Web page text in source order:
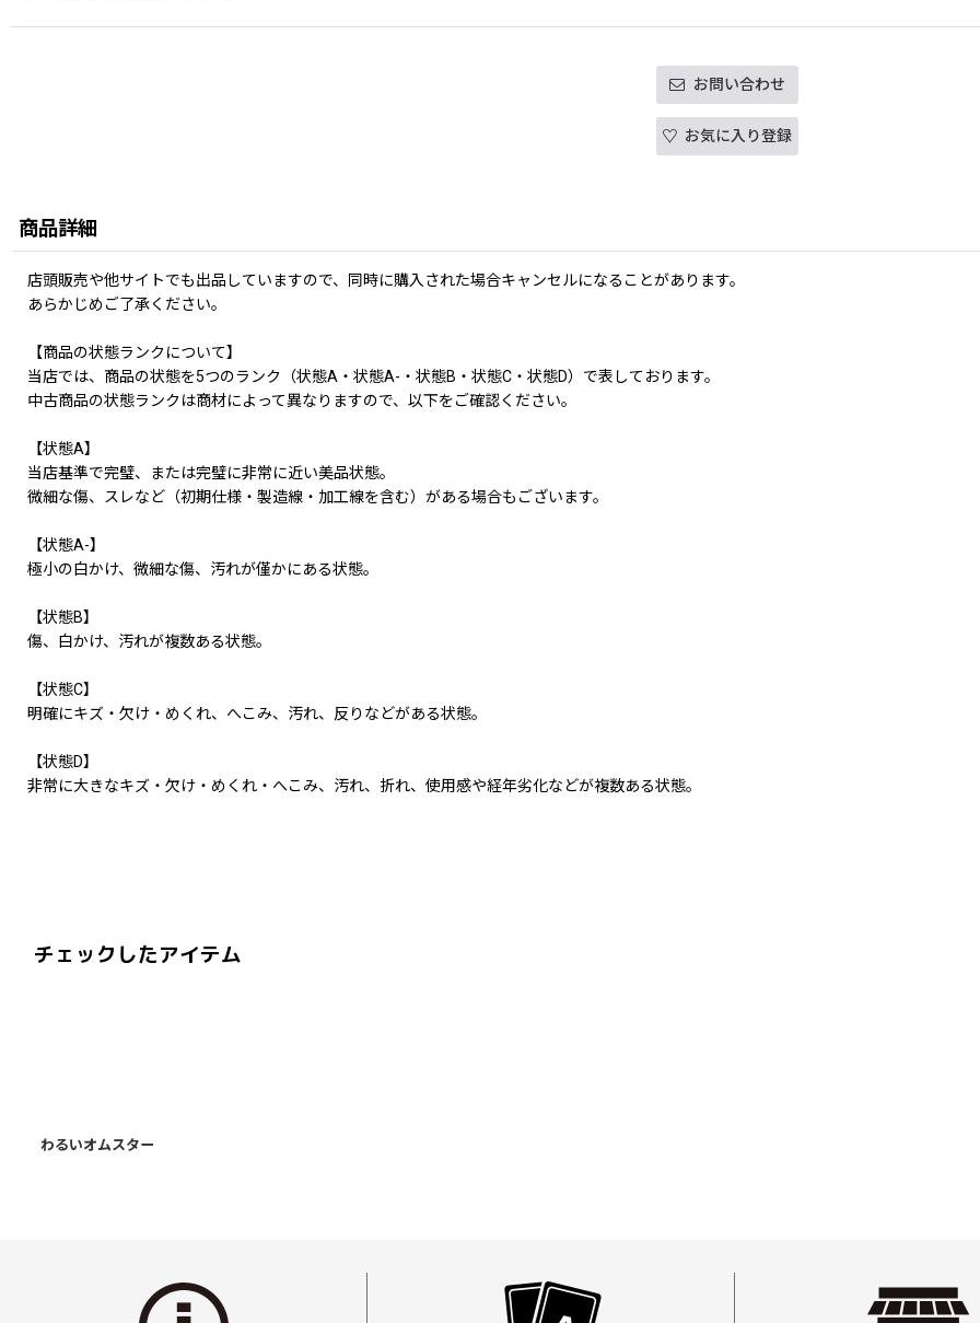
お問い合わせ
お気に入り登録
商品詳細
店頭販売や他サイトでも出品していますので、同時に購入された場合キャンセルになることがあります。
あらかじめご了承ください。
【商品の状態ランクについて】
当店では、商品の状態を5つのランク（状態A・状態A-・状態B・状態C・状態D）で表しております。
中古商品の状態ランクは商材によって異なりますので、以下をご確認ください。
【状態A】
当店基準で完璧、または完璧に非常に近い美品状態。
微細な傷、スレなど（初期仕様・製造線・加工線を含む）がある場合もございます。
【状態A-】
極小の白かけ、微細な傷、汚れが僅かにある状態。
【状態B】
傷、白かけ、汚れが複数ある状態。
【状態C】
明確にキズ・欠け・めくれ、へこみ、汚れ、反りなどがある状態。
【状態D】
非常に大きなキズ・欠け・めくれ・へこみ、汚れ、折れ、使用感や経年劣化などが複数ある状態。
チェックしたアイテム
わるいオムスター